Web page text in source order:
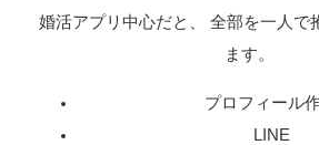
婚活アプリ中心だと、 全部を一人で
ます。
プロフィール
LINE